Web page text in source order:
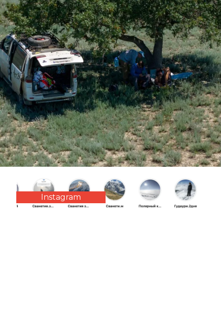
Instagram